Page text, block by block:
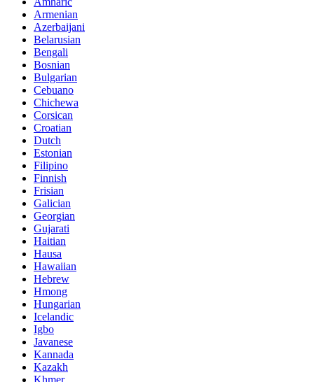
Armenian
Azerbaijani
Belarusian
Bengali
Bosnian
Bulgarian
Cebuano
Chichewa
Corsican
Croatian
Dutch
Estonian
Filipino
Finnish
Frisian
Galician
Georgian
Gujarati
Haitian
Hausa
Hawaiian
Hebrew
Hmong
Hungarian
Icelandic
Igbo
Javanese
Kannada
Kazakh
Khmer